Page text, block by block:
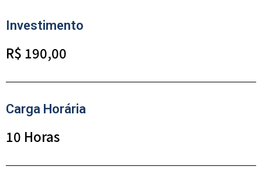
Investimento
R$ 190,00
Carga Horária
10 Horas